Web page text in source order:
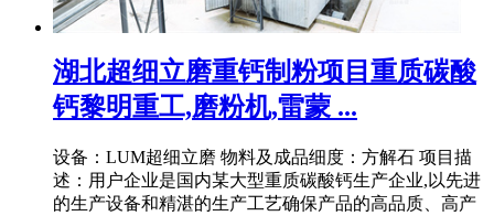
湖北超细立磨重钙制粉项目重质碳酸
钙黎明重工,磨粉机,雷蒙 ...
设备：LUM超细立磨 物料及成品细度：方解石 项目描
述：用户企业是国内某大型重质碳酸钙生产企业,以先进
的生产设备和精湛的生产工艺确保产品的高品质、高产